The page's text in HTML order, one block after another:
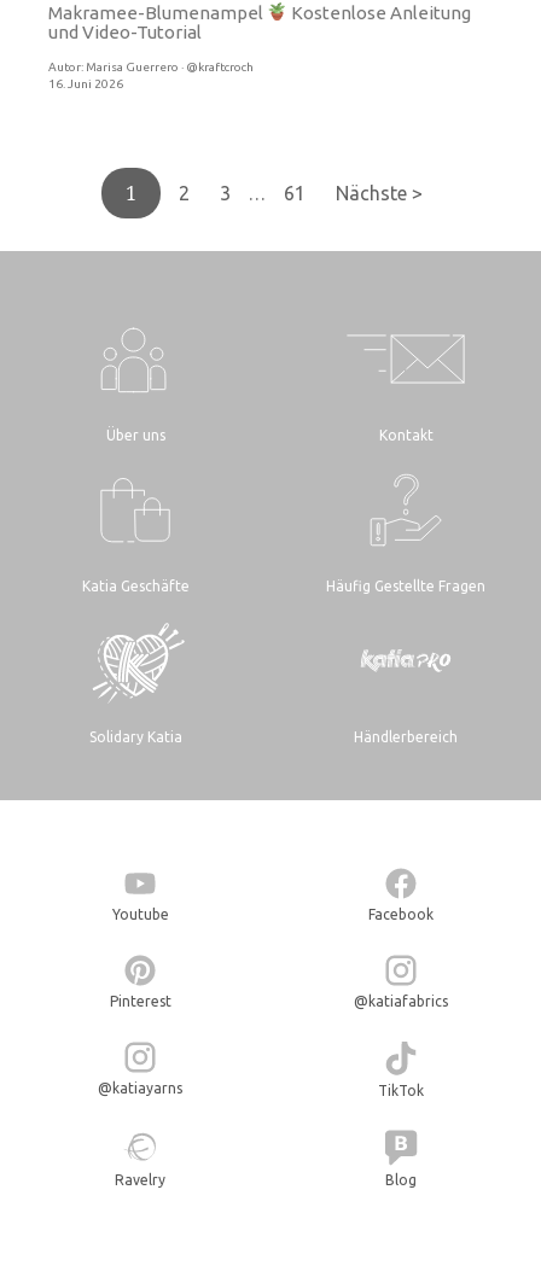
Makramee-Blumenampel
Kostenlose Anleitung
und Video-Tutorial
Autor: Marisa Guerrero · @kraftcroch
16. Juni 2026
1 2 3 … 61 Nächste >
Über uns Kontakt
Katia Geschäfte Häufig Gestellte Fragen
Solidary Katia Händlerbereich
Youtube Facebook
Pinterest @katiafabrics
@katiayarns TikTok
Ravelry Blog